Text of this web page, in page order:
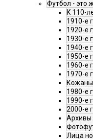
Футбол - это
К 110-
1910-е
1920-е
1930-е
1940-е
1950-е
1960-е
1970-е
1980-е
1990-е
2000-е
Архивы
Лица